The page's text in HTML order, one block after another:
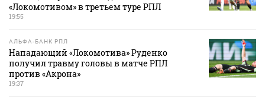
«Локомотивом» в третьем туре РПЛ
19:55
АЛЬФА-БАНК РПЛ
Нападающий «Локомотива» Руденко
получил травму головы в матче РПЛ
против «Акрона»
19:37